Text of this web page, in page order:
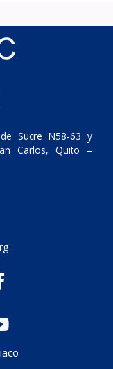
Sucre N58-63 y
Carlos, Quito –